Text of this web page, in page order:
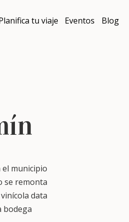
tu viaje Eventos Blog
municipio
se remonta
data
bodega